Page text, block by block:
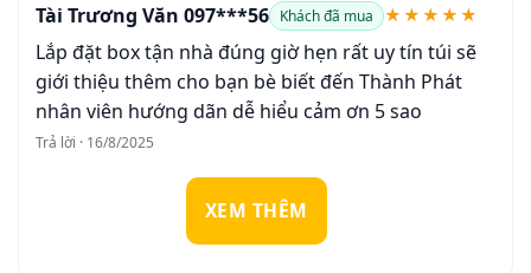
Tài Trương Văn 097***56 Khách đã mua ★★★★★
Lắp đặt box tận nhà đúng giờ hẹn rất uy tín túi sẽ
giới thiệu thêm cho bạn bè biết đến Thành Phát
nhân viên hướng dãn dễ hiểu cảm ơn 5 sao
Trả lời · 16/8/2025
XEM THÊM